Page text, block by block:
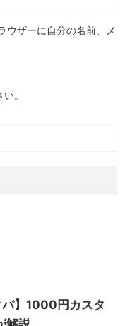
ウザーに自分の名前、メ
。
バ】1000円カスタ